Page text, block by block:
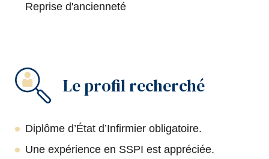
Reprise d'ancienneté
Le profil recherché
Diplôme d’État d’Infirmier obligatoire.
Une expérience en SSPI est appréciée.